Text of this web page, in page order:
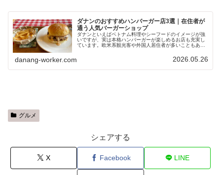
ダナンのおすすめハンバーガー店3選｜在住者が
通う人気バーガーショップ
ダナンといえばベトナム料理やシーフードのイメージが強
いですが、実は本格ハンバーガーが楽しめるお店も充実し
ています。欧米系観光客や外国人居住者が多いこともあ
danang-worker.com 2026.05.26
グルメ
シェアする
X Facebook LINE